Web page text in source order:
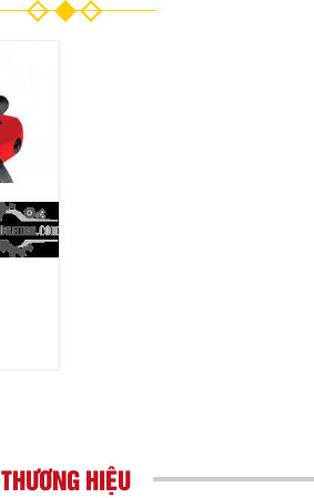
THƯƠNG HIỆU